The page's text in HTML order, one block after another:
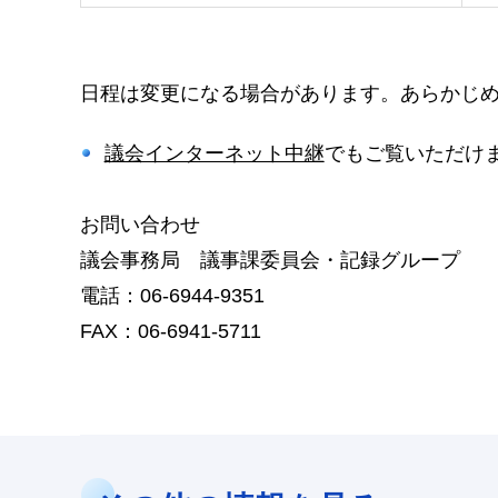
日程は変更になる場合があります。あらかじ
議会インターネット中継でもご覧いただけ
お問い合わせ
議会事務局 議事課委員会・記録グループ
電話：06-6944-9351
FAX：06-6941-5711